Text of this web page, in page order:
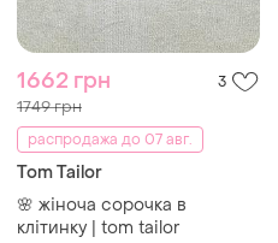
1662 грн 3
1749 грн
распродажа до 07 авг.
Tom Tailor
🌸 жіноча сорочка в
клітинку | tom tailor